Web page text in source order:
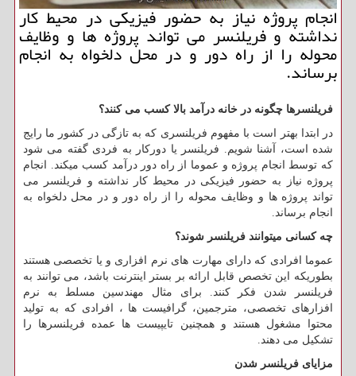
انجام پروژه نیاز به حضور فیزیكی در محیط كار
نداشته و فریلنسر می تواند پروژه ها و وظایف
محوله را از راه دور و در محل دلخواه به انجام
برساند.
فریلنسرها چگونه در خانه درآمد بالا کسب می کنند؟
در ابتدا بهتر است با مفهوم فریلنسری که به تازگی در کشور ما رایج
شده است، آشنا شویم. فریلنسر یا دورکار به فردی گفته می شود
که توسط انجام پروژه و عموما از راه دور درآمد کسب میکند. انجام
پروژه نیاز به حضور فیزیکی در محیط کار نداشته و فریلنسر می
تواند پروژه ها و وظایف محوله را از راه دور و در محل دلخواه به
انجام برساند.
چه کسانی میتوانند فریلنسر شوند؟
عموما افرادی که دارای مهارت های نرم افزاری و یا تخصصی هستند
بطوریکه این تخصص قابل ارائه بر بستر اینترنت باشد، می توانند به
فریلنسر شدن فکر کنند. برای مثال مهندسین مسلط به نرم
افزارهای تخصصی، مترجمین، گرافیست ها ، افرادی که به تولید
محتوا مشغول هستند و همچنین تایپیست ها عمده فریلنسرها را
تشکیل می دهند.
مزایای فریلنسر شدن